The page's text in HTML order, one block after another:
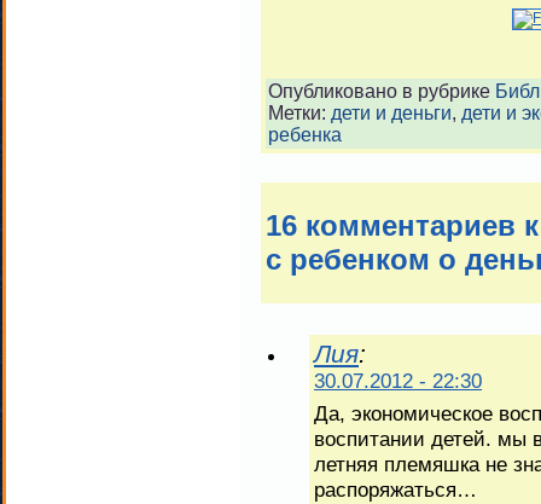
Опубликовано в рубрике
Метки: дети и деньги, дети и
ребенка
16 комментариев
с ребенком о
Лия:
30.07.2012 - 22:30
Да, экономическое
воспитании детей. мы
летняя племяшка не
распоряжаться…